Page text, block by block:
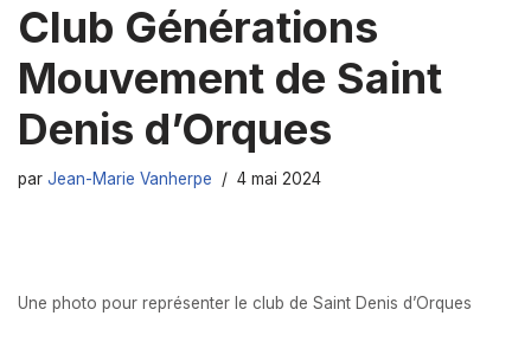
Club Générations
Mouvement de Saint
Denis d’Orques
par Jean-Marie Vanherpe 4 mai 2024
Une photo pour représenter le club de Saint Denis d’Orques